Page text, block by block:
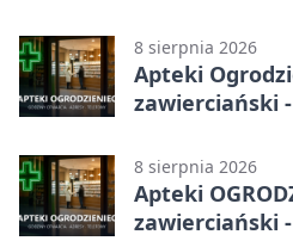
8 sierpnia 2026
Apteki
zawierciański
8 sierpnia 2026
Apteki
zawierciański